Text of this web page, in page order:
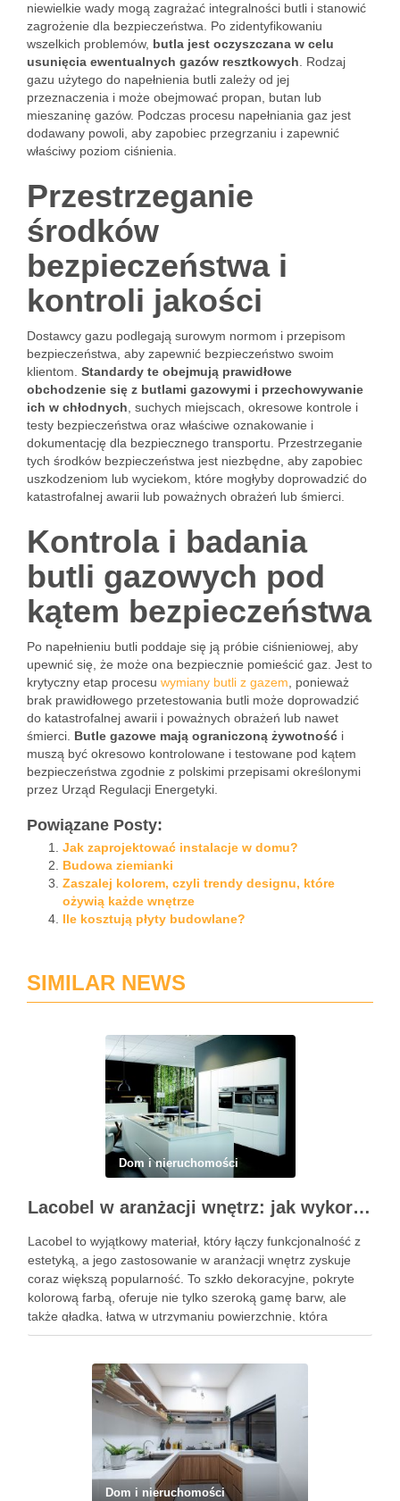
niewielkie wady mogą zagrażać integralności butli i stanowić
zagrożenie dla bezpieczeństwa. Po zidentyfikowaniu
wszelkich problemów, butla jest oczyszczana w celu
usunięcia ewentualnych gazów resztkowych . Rodzaj
gazu użytego do napełnienia butli zależy od jej
przeznaczenia i może obejmować propan, butan lub
mieszaninę gazów. Podczas procesu napełniania gaz jest
dodawany powoli, aby zapobiec przegrzaniu i zapewnić
właściwy poziom ciśnienia.
Przestrzeganie
środków
bezpieczeństwa i
kontroli jakości
Dostawcy gazu podlegają surowym normom i przepisom
bezpieczeństwa, aby zapewnić bezpieczeństwo swoim
klientom. Standardy te obejmują prawidłowe
obchodzenie się z butlami gazowymi i przechowywanie
ich w chłodnych , suchych miejscach, okresowe kontrole i
testy bezpieczeństwa oraz właściwe oznakowanie i
dokumentację dla bezpiecznego transportu. Przestrzeganie
tych środków bezpieczeństwa jest niezbędne, aby zapobiec
uszkodzeniom lub wyciekom, które mogłyby doprowadzić do
katastrofalnej awarii lub poważnych obrażeń lub śmierci.
Kontrola i badania
butli gazowych pod
kątem bezpieczeństwa
Po napełnieniu butli poddaje się ją próbie ciśnieniowej, aby
upewnić się, że może ona bezpiecznie pomieścić gaz. Jest to
krytyczny etap procesu wymiany butli z gazem , ponieważ
brak prawidłowego przetestowania butli może doprowadzić
do katastrofalnej awarii i poważnych obrażeń lub nawet
śmierci. Butle gazowe mają ograniczoną żywotność i
muszą być okresowo kontrolowane i testowane pod kątem
bezpieczeństwa zgodnie z polskimi przepisami określonymi
przez Urząd Regulacji Energetyki.
Powiązane Posty:
Jak zaprojektować instalacje w domu?
Budowa ziemianki
Zaszalej kolorem, czyli trendy designu, które
ożywią każde wnętrze
Ile kosztują płyty budowlane?
SIMILAR NEWS
Dom i nieruchomości
Lacobel w aranżacji wnętrz: jak wykorzystać szkło kolorowe w dekoracji domu
Lacobel to wyjątkowy materiał, który łączy funkcjonalność z
estetyką, a jego zastosowanie w aranżacji wnętrz zyskuje
coraz większą popularność. To szkło dekoracyjne, pokryte
kolorową farbą, oferuje nie tylko szeroką gamę barw, ale
także gładką, łatwą w utrzymaniu powierzchnię, która
doskonale odbija światło, sprawiając, że przestrzenie stają
Dom i nieruchomości